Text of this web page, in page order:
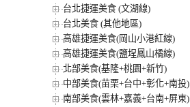
台北捷運美食 (文湖線)
台北美食 (其他地區)
高雄捷運美食(岡山小港紅線)
高雄捷運美食(鹽埕鳳山橘線)
北部美食(基隆+桃園+新竹)
中部美食(苗栗+台中+彰化+南投)
南部美食(雲林+嘉義+台南+屏東)